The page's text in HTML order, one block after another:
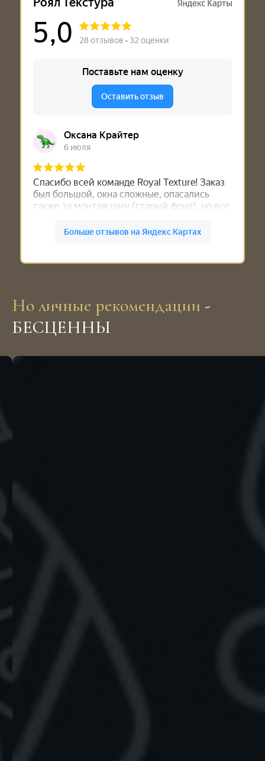
Но личные рекомендации -
БЕСЦЕННЫ